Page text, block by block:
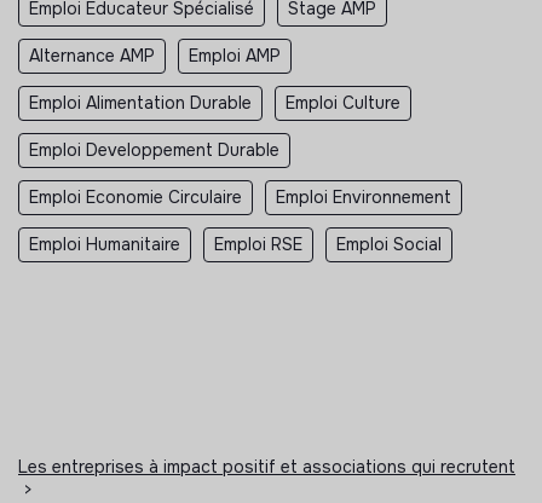
Emploi Educateur Spécialisé Stage AMP
Alternance AMP Emploi AMP
Emploi Alimentation Durable Emploi Culture
Emploi Developpement Durable
Emploi Economie Circulaire Emploi Environnement
Emploi Humanitaire Emploi RSE Emploi Social
Les entreprises à impact positif et associations qui recrutent
>